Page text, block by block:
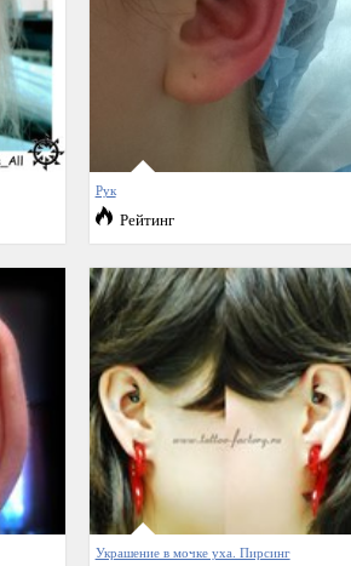
Рук
Рейтинг
Украшение в мочке уха. Пирсинг